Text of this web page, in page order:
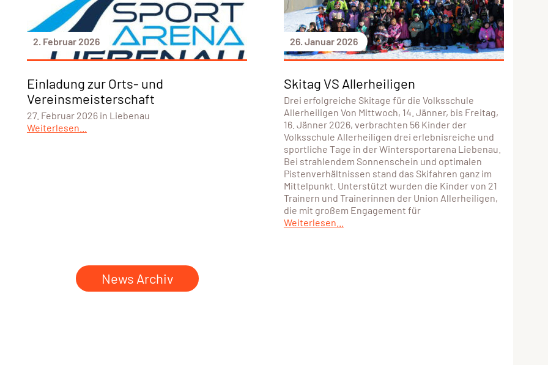
2. Februar 2026
Einladung zur Orts- und
Vereinsmeisterschaft
27. Februar 2026 in Liebenau
Weiterlesen...
26. Januar 2026
Skitag VS Allerheiligen
Drei erfolgreiche Skitage für die Volksschule
Allerheiligen Von Mittwoch, 14. Jänner, bis Freitag,
16. Jänner 2026, verbrachten 56 Kinder der
Volksschule Allerheiligen drei erlebnisreiche und
sportliche Tage in der Wintersportarena Liebenau.
Bei strahlendem Sonnenschein und optimalen
Pistenverhältnissen stand das Skifahren ganz im
Mittelpunkt. Unterstützt wurden die Kinder von 21
Trainern und Trainerinnen der Union Allerheiligen,
die mit großem Engagement für
Weiterlesen...
News Archiv